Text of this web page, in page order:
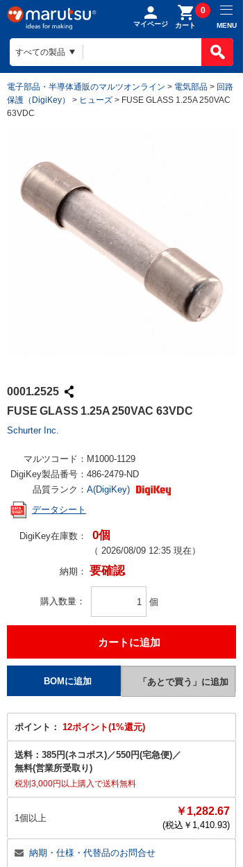
マイページ カート
0
MENU
電子部品・半導体通販のマルツオンライン > 電気部品 > 回路
保護（DigiKey）
> ヒューズ > FUSE GLASS 1.25A 250VAC
63VDC
0001.2525
FUSE GLASS 1.25A 250VAC 63VDC
Schurter Inc.
マルツコード： M1000-1129
DigiKey製品番号： 486-2479-ND
品質ランク： A(DigiKey)
データシート
DigiKey在庫数： 0個
（ 2026/08/09 12:35 現在）
納期： 要確認
購入数量 個
ポイント： 12ポイント(1%還元)
送料： 385円(ネコポス)／550円(宅急便)／
無料(営業所受取り)
税別3,000円以上購入で送料無料
1個以上
￥1,282.67
(税込￥ 1,410.93)
納期・仕様・代替品のお問合せ